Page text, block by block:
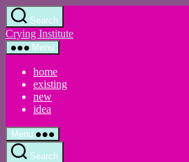
Skip
to
the
content
Search
Crying Institute
Menu
home
existing
new
idea
Menu
Search